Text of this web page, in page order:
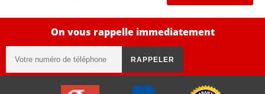
On vous rappelle immediatement